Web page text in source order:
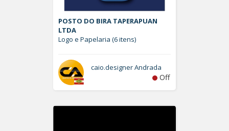
POSTO DO BIRA TAPERAPUAN
LTDA
Logo e Papelaria (6 itens)
caio.designer Andrada
Off